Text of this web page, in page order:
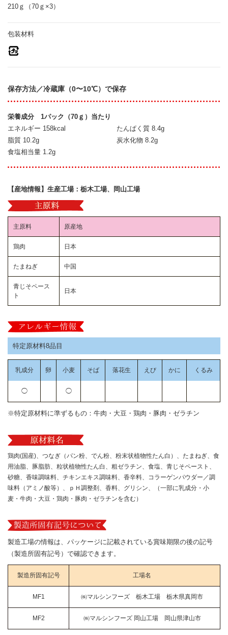
210ｇ（70ｇ×3）
包装材料
保存方法／冷蔵庫（0〜10℃）で保存
栄養成分 1パック（70ｇ）当たり
エネルギー 158kcal
たんぱく質 8.4g
脂質 10.2g
炭水化物 8.2g
食塩相当量 1.2g
【産地情報】生産工場：栃木工場、岡山工場
主原料 原産地
鶏肉 日本
たまねぎ 中国
青じそペース
ト
日本
特定原材料8品目
乳成分 卵 小麦 そば 落花生 えび かに くるみ
◯ ◯
※特定原材料に準ずるもの：牛肉・大豆・鶏肉・豚肉・ゼラチン
鶏肉(国産)、つなぎ（パン粉、でん粉、粉末状植物性たん白）、たまねぎ、食
用油脂、豚脂肪、粒状植物性たん白、粗ゼラチン、食塩、青じそペースト、
砂糖、香味調味料、チキンエキス調味料、香辛料、コラーゲンパウダー／調
味料（アミノ酸等）、ｐＨ調整剤、香料、グリシン、（一部に乳成分・小
麦・牛肉・大豆・鶏肉・豚肉・ゼラチンを含む）
製造工場の情報は、パッケージに記載されている賞味期限の後の記号
（製造所固有記号）で確認できます。
製造所固有記号 工場名
MF1 ㈱マルシンフーズ 栃木工場 栃木県真岡市
MF2 ㈱マルシンフーズ 岡山工場 岡山県津山市